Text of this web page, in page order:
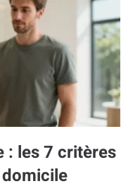
: les 7 critères